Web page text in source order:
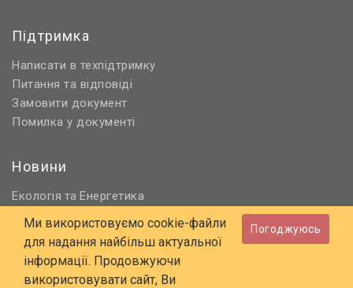
Підтримка
Написати в техпідтримку
Питання та відповіді
Замовити документ
Помилка у документі
Новини
Екологія та Енергетика
Нормативне регулювання
Будівництво та проєктування
Охорона праці та ПБ
Ми використовуємо cookie-файли
для надання найбільш актуальної
інформації. Продовжуючи
використовувати сайт, Ви
Погоджуюсь